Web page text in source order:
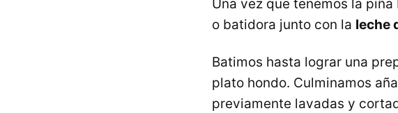
Una vez que tenemos la
o batidora junto con la leche
Batimos hasta lograr una
plato hondo. Culminamos
previamente lavadas y